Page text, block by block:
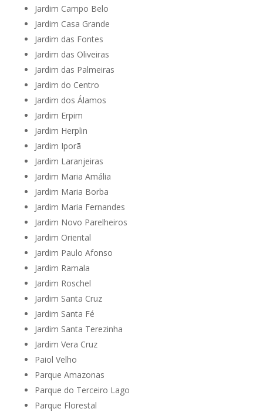
Jardim Campo Belo
Jardim Casa Grande
Jardim das Fontes
Jardim das Oliveiras
Jardim das Palmeiras
Jardim do Centro
Jardim dos Álamos
Jardim Erpim
Jardim Herplin
Jardim Iporã
Jardim Laranjeiras
Jardim Maria Amália
Jardim Maria Borba
Jardim Maria Fernandes
Jardim Novo Parelheiros
Jardim Oriental
Jardim Paulo Afonso
Jardim Ramala
Jardim Roschel
Jardim Santa Cruz
Jardim Santa Fé
Jardim Santa Terezinha
Jardim Vera Cruz
Paiol Velho
Parque Amazonas
Parque do Terceiro Lago
Parque Florestal